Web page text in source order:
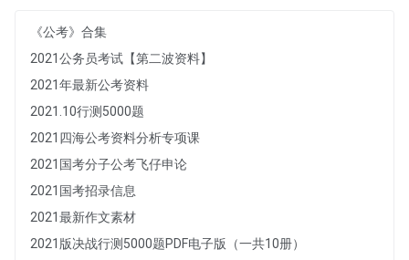
《公考》合集
2021公务员考试【第二波资料】
2021年最新公考资料
2021.10行测5000题
2021四海公考资料分析专项课
2021国考分子公考飞仔申论
2021国考招录信息
2021最新作文素材
2021版决战行测5000题PDF电子版（一共10册）